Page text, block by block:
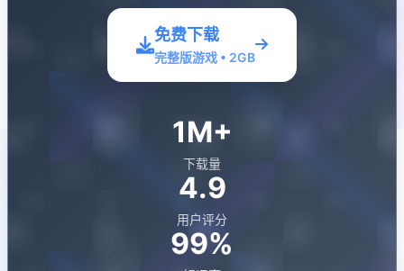
免费下载
完整版游戏 • 2GB
1M+
下载量
4.9
用户评分
99%